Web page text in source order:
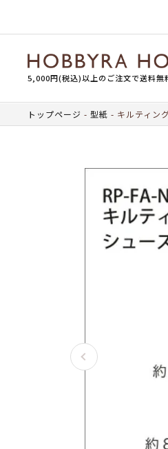
5,000円(税込)以上のご注文で送料無
トップページ 型紙 キルティン